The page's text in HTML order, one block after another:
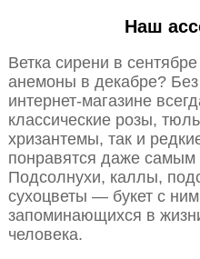
Наш
Ветка сирени в
анемоны в декабре?
интернет-магазине
классические розы,
хризантемы, так и
понравятся даже самым
Подсолнухи, каллы,
сухоцветы — букет с
запоминающихся в
человека.